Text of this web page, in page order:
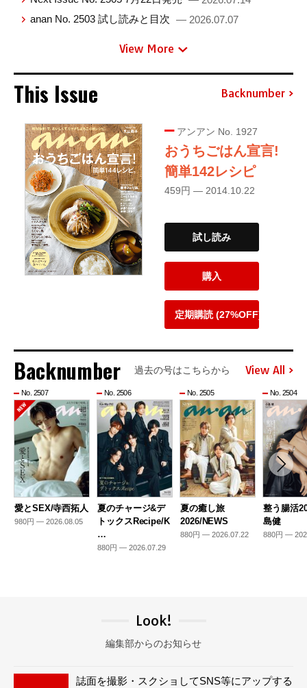
anan No. 2503 試し読みと目次 — 2026.07.07
View More
This Issue Backnumber
アンアン No. 1927
おうちごはん宣言!
簡単142レシピ
459円 — 2014.10.22
試し読み
購入
定期購読 (27%OFF)
Backnumber 過去の号はこちらから View All
No. 2507
愛とSEX/寺西拓人
980円 — 2026.08.05
No. 2506
夏のチャージ&デ
トックスRecipe/K
…
880円 — 2026.07.29
No. 2505
夏の癒し旅
2026/NEWS
880円 — 2026.07.22
No. 2504
整う腸活
島健
880円 —
Look!
編集部からのお知らせ
誌面を撮影・スクショしてSNS等にアップする